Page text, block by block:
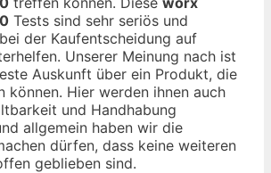
Tests sind sehr seriös und
der Kaufentscheidung auf
Unserer Meinung nach ist
Auskunft über ein Produkt, die
können. Hier werden ihnen auch
und Handhabung
allgemein haben wir die
dürfen, dass keine weiteren
geblieben sind.